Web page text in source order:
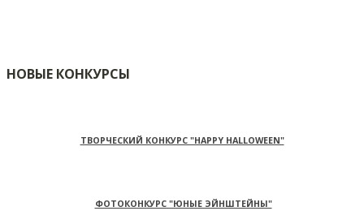
НОВЫЕ КОНКУРСЫ
ТВОРЧЕСКИЙ КОНКУРС "HAPPY HALLOWEEN"
ФОТОКОНКУРС "ЮНЫЕ ЭЙНШТЕЙНЫ"